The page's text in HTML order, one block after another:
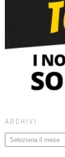
ARCHIVI